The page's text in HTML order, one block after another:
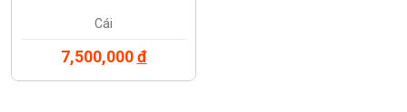
Cái
7,500,000đ